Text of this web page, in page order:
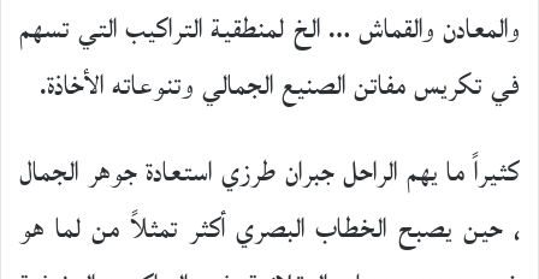
والمعادن والقماش … الخ لمنطقية التراكيب التي تسهم
في تكريس مفاتن الصنيع الجمالي وتنوعاته الأخاذة.
كثيراً ما يهم الراحل جبران طرزي استعادة جوهر الجمال
، حين يصبح الخطاب البصري أكثر تمثلاً من لما هو